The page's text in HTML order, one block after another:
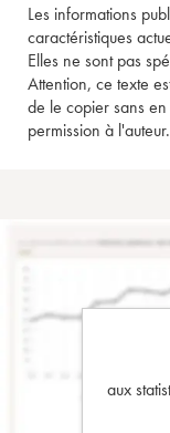
Les informations
caractéristiques
Elles ne sont pas
Attention, ce texte
de le copier sans
permission à l'auteur.
aux